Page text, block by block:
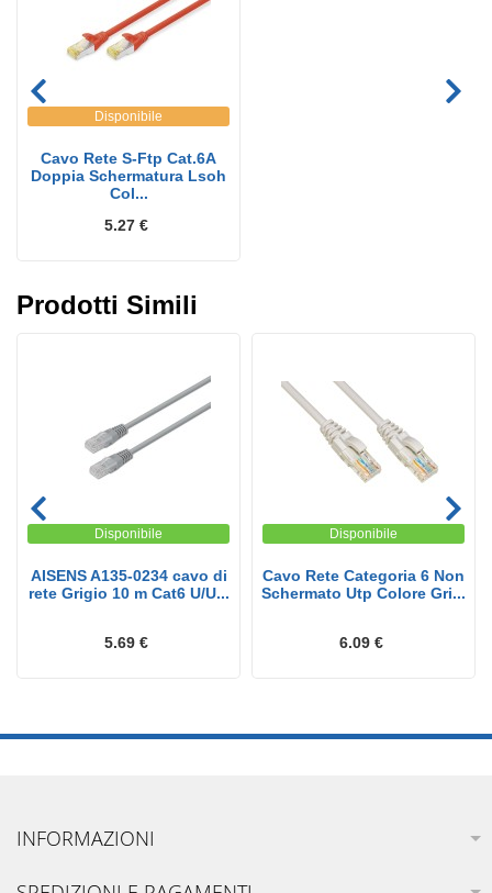
Disponibile
Cavo Rete S-Ftp Cat.6A
Doppia Schermatura Lsoh
Col...
5.27 €
Prodotti Simili
Disponibile
AISENS A135-0234 cavo di
rete Grigio 10 m Cat6 U/U...
5.69 €
Disponibile
Cavo Rete Categoria 6 Non
Schermato Utp Colore Gri...
6.09 €
INFORMAZIONI